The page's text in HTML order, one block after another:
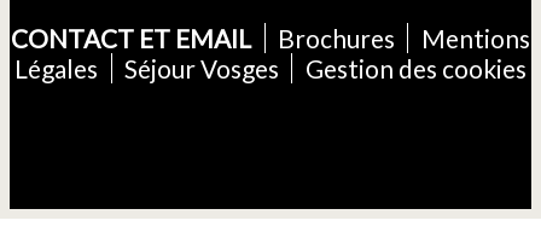
CONTACT ET EMAIL
Brochures
Mentions
Légales
Séjour Vosges Gestion des cookies